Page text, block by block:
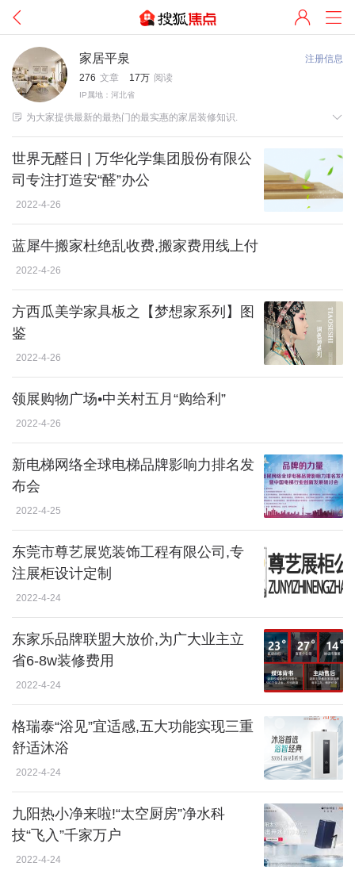
家居平泉
276 文章 17万 阅读
IP属地：河北省
注册信息
 为大家提供最新的最热门的最实惠的家居装修知识. 
世界无醛日 | 万华化学集团股份有限公
司专注打造安“醛”办公
2022-4-26
蓝犀牛搬家杜绝乱收费,搬家费用线上付
2022-4-26
方西瓜美学家具板之【梦想家系列】图
鉴
2022-4-26
领展购物广场•中关村五月“购给利”
2022-4-26
新电梯网络全球电梯品牌影响力排名发
布会
2022-4-25
东莞市尊艺展览装饰工程有限公司,专
注展柜设计定制
2022-4-24
东家乐品牌联盟大放价,为广大业主立
省6-8w装修费用
2022-4-24
格瑞泰“浴见”宜适感,五大功能实现三重
舒适沐浴
2022-4-24
九阳热小净来啦!“太空厨房”净水科
技“飞入”千家万户
2022-4-24